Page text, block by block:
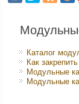
Каталог
Как
Модульные
Модульные